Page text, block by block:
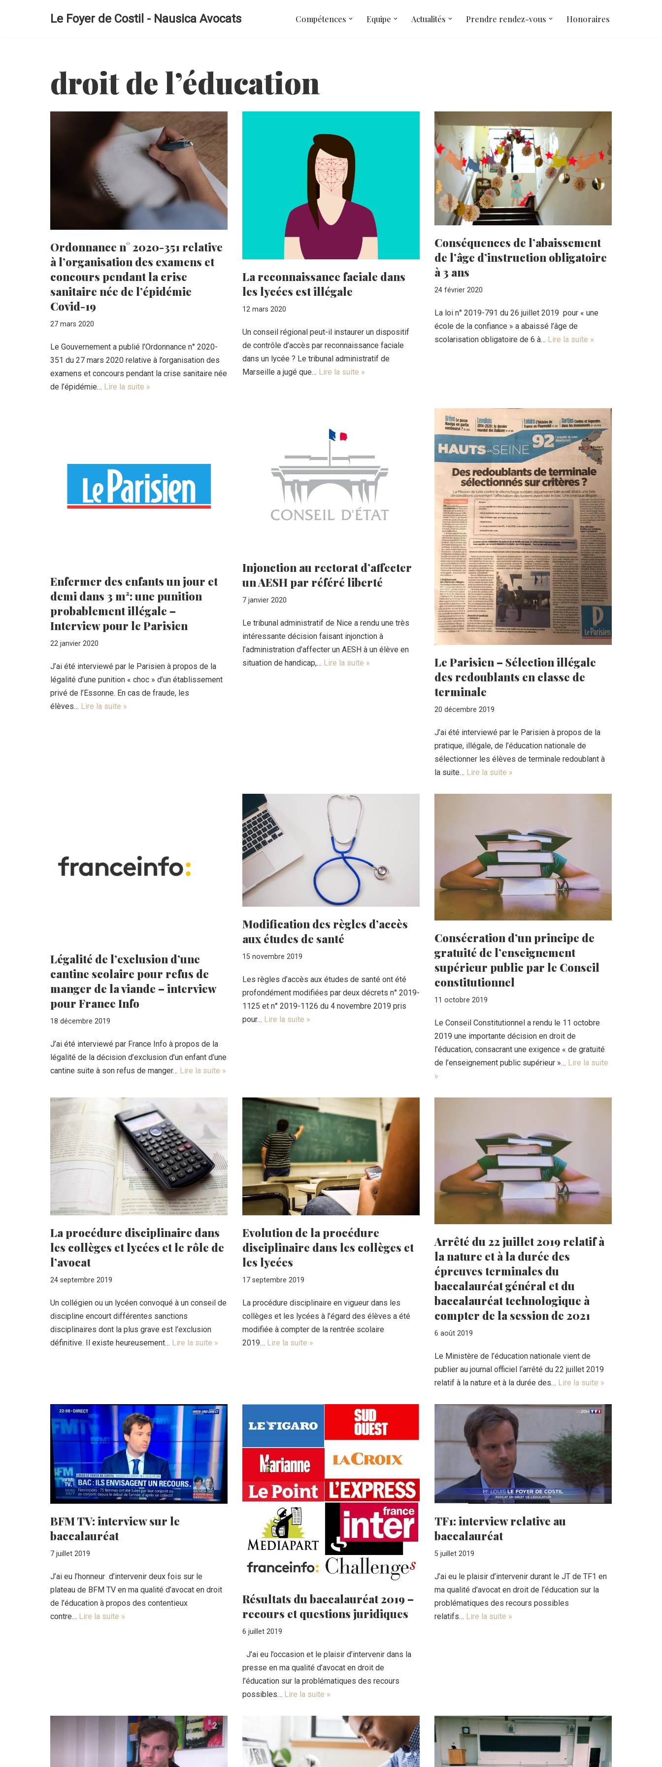
Le Foyer de Costil - Nausica Avocats Compétences Equipe Actualités Prendre rendez-vous Honoraires
droit de l’éducation
Ordonnance n° 2020-351 relative
à l’organisation des examens et
concours pendant la crise
sanitaire née de l’épidémie
Covid-19
27 mars 2020
Le Gouvernement a publié l’Ordonnance n° 2020-
351 du 27 mars 2020 relative à l’organisation des
examens et concours pendant la crise sanitaire née
de l’épidémie… Lire la suite »
La reconnaissance faciale dans
les lycées est illégale
12 mars 2020
Un conseil régional peut-il instaurer un dispositif
de contrôle d’accès par reconnaissance faciale
dans un lycée ? Le tribunal administratif de
Marseille a jugé que… Lire la suite »
Conséquences de l’abaissement
de l’âge d’instruction obligatoire
à 3 ans
24 février 2020
La loi n° 2019-791 du 26 juillet 2019 pour « une
école de la confiance » a abaissé l’âge de
scolarisation obligatoire de 6 à… Lire la suite »
Enfermer des enfants un jour et
demi dans 3 m²: une punition
probablement illégale –
Interview pour le Parisien
22 janvier 2020
J’ai été interviewé par le Parisien à propos de la
légalité d’une punition « choc » d’un établissement
privé de l’Essonne. En cas de fraude, les
élèves… Lire la suite »
Injonction au rectorat d’affecter
un AESH par référé liberté
7 janvier 2020
Le tribunal administratif de Nice a rendu une très
intéressante décision faisant injonction à
l’administration d’affecter un AESH à un élève en
situation de handicap,… Lire la suite »
Le Parisien – Sélection illégale
des redoublants en classe de
terminale
20 décembre 2019
J’ai été interviewé par le Parisien à propos de la
pratique, illégale, de l’éducation nationale de
sélectionner les élèves de terminale redoublant à
la suite… Lire la suite »
Légalité de l’exclusion d’une
cantine scolaire pour refus de
manger de la viande – interview
pour France Info
18 décembre 2019
J’ai été interviewé par France Info à propos de la
légalité de la décision d’exclusion d’un enfant d’une
cantine suite à son refus de manger… Lire la suite »
Modification des règles d’accès
aux études de santé
15 novembre 2019
Les règles d’accès aux études de santé ont été
profondément modifiées par deux décrets n° 2019-
1125 et n° 2019-1126 du 4 novembre 2019 pris
pour… Lire la suite »
Consécration d’un principe de
gratuité de l’enseignement
supérieur public par le Conseil
constitutionnel
11 octobre 2019
Le Conseil Constitutionnel a rendu le 11 octobre
2019 une importante décision en droit de
l’éducation, consacrant une exigence « de gratuité
de l’enseignement public supérieur »… Lire la suite
»
La procédure disciplinaire dans
les collèges et lycées et le rôle de
l’avocat
24 septembre 2019
Un collégien ou un lycéen convoqué à un conseil de
discipline encourt différentes sanctions
disciplinaires dont la plus grave est l’exclusion
définitive. Il existe heureusement… Lire la suite »
Evolution de la procédure
disciplinaire dans les collèges et
les lycées
17 septembre 2019
La procédure disciplinaire en vigueur dans les
collèges et les lycées à l’égard des élèves a été
modifiée à compter de la rentrée scolaire
2019… Lire la suite »
Arrêté du 22 juillet 2019 relatif à
la nature et à la durée des
épreuves terminales du
baccalauréat général et du
baccalauréat technologique à
compter de la session de 2021
6 août 2019
Le Ministère de l’éducation nationale vient de
publier au journal officiel l‘arrêté du 22 juillet 2019
relatif à la nature et à la durée des… Lire la suite »
BFM TV: interview sur le
baccalauréat
7 juillet 2019
J’ai eu l’honneur d’intervenir deux fois sur le
plateau de BFM TV en ma qualité d’avocat en droit
de l’éducation à propos des contentieux
contre… Lire la suite »
Résultats du baccalauréat 2019 –
recours et questions juridiques
6 juillet 2019
J’ai eu l’occasion et le plaisir d’intervenir dans la
presse en ma qualité d’avocat en droit de
l’éducation sur la problématiques des recours
possibles… Lire la suite »
TF1: interview relative au
baccalauréat
5 juillet 2019
J’ai eu le plaisir d’intervenir durant le JT de TF1 en
ma qualité d’avocat en droit de l’éducation sur la
problématiques des recours possibles
relatifs… Lire la suite »